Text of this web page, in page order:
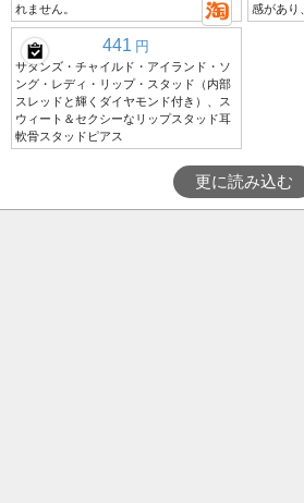
れません。
感があり
441 円
サタンズ・チャイルド・アイランド・ソ
ング・レディ・リップ・スタッド（内部
スレッドと輝くダイヤモンド付き）、ス
ウィート＆セクシーなリップスタッド耳
軟骨スタッドピアス
更に読み込む